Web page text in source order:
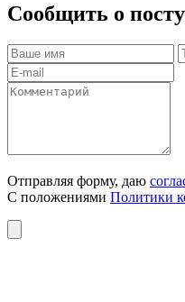
Сообщить о
Отправляя форму, даю
С положениями Политики